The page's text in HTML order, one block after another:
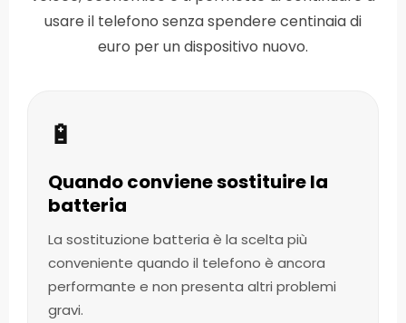
usare il telefono senza spendere centinaia di
euro per un dispositivo nuovo.
🔋
Quando conviene sostituire la
batteria
La sostituzione batteria è la scelta più
conveniente quando il telefono è ancora
performante e non presenta altri problemi
gravi.